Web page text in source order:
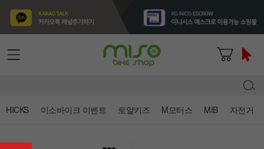
HICKS 미소바이크 이벤트 로얄키즈 M모터스 MIB 자전거